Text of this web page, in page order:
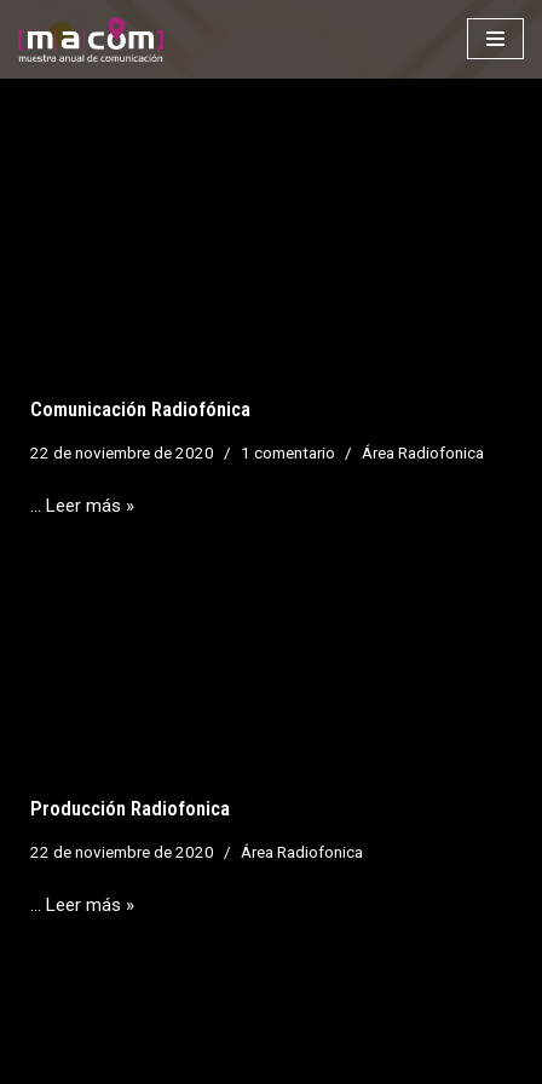
Saltar
Comunicación Radiofónica
22 de noviembre de 2020 1 comentario Área Radiofonica
Leer más »
Producción Radiofonica
22 de noviembre de 2020 Área Radiofonica
Leer más »